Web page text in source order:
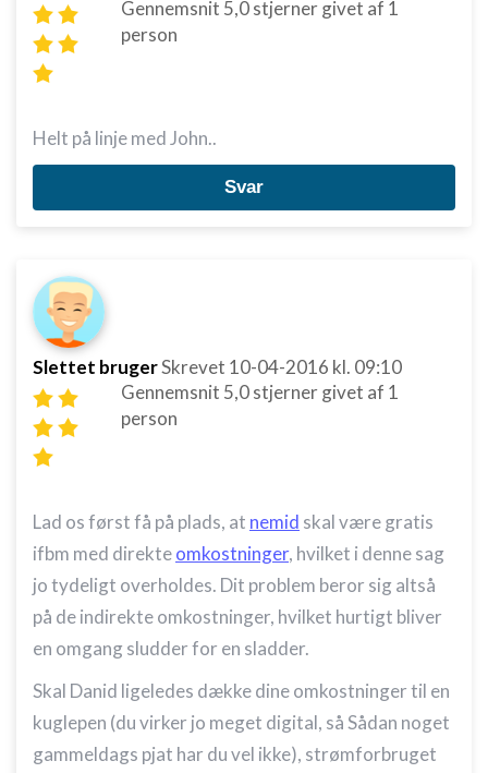
Gennemsnit 5,0stjerner givet af 1
person
Helt på linje med John..
Svar
Slettet brugerSkrevet 10-04-2016 kl. 09:10
Gennemsnit 5,0stjerner givet af 1
person
Lad os først få på plads, at nemid skal være gratis
ifbm med direkteomkostninger, hvilket i denne sag
jo tydeligt overholdes. Dit problem beror sig altså
på de indirekte omkostninger, hvilket hurtigt bliver
en omgang sludder for en sladder.
Skal Danid ligeledes dække dine omkostninger til en
kuglepen (du virker jo meget digital, så Sådan noget
gammeldags pjat har du vel ikke), strømforbruget